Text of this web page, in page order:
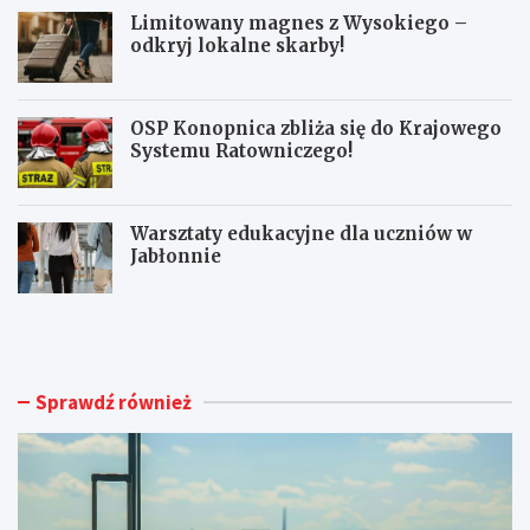
Limitowany magnes z Wysokiego –
odkryj lokalne skarby!
OSP Konopnica zbliża się do Krajowego
Systemu Ratowniczego!
Warsztaty edukacyjne dla uczniów w
Jabłonnie
L
n
i
p
L
o
a
y
Sprawdź również